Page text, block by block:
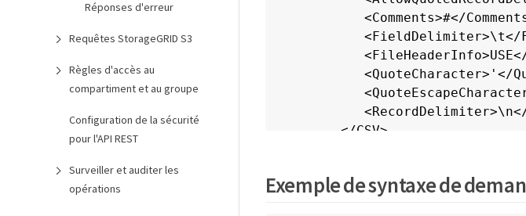
Réponses d'erreur
Requêtes StorageGRID S3
Règles d'accès au
compartiment et au groupe
Configuration de la sécurité
pour l'API REST
Surveiller et auditer les
opérations
<Comments>#</
<FieldDelimiter>\t</
<QuoteCharacter>'</
      </CSV>
      <CSV>
Exemple de syntaxe de